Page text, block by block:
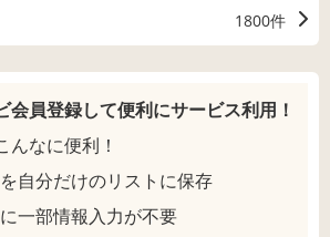
1800件
会員登録して便利にサービス利用！
んなに便利！
自分だけのリストに保存
一部情報入力が不要